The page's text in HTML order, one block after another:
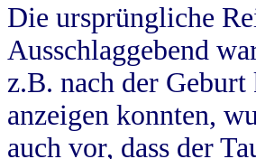
Die ursprüngliche
Ausschlaggebend
z.B. nach der
anzeigen konnten,
auch vor, dass der